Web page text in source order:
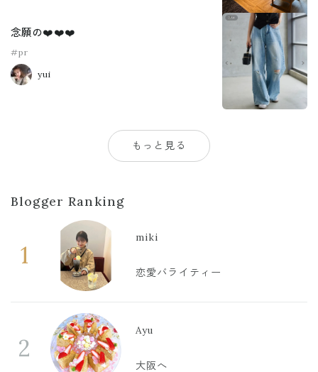
念願の❤️❤️❤️
#pr
yui
もっと見る
Blogger Ranking
1
miki
恋愛バライティー
2
Ayu
大阪へ